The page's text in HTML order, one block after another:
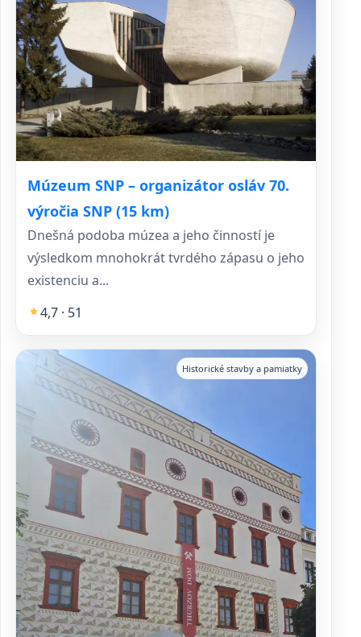
Múzeum SNP – organizátor osláv 70.
výročia SNP (15 km)
Dnešná podoba múzea a jeho činností je
výsledkom mnohokrát tvrdého zápasu o jeho
existenciu a...
4,7 · 51
Historické stavby a pamiatky